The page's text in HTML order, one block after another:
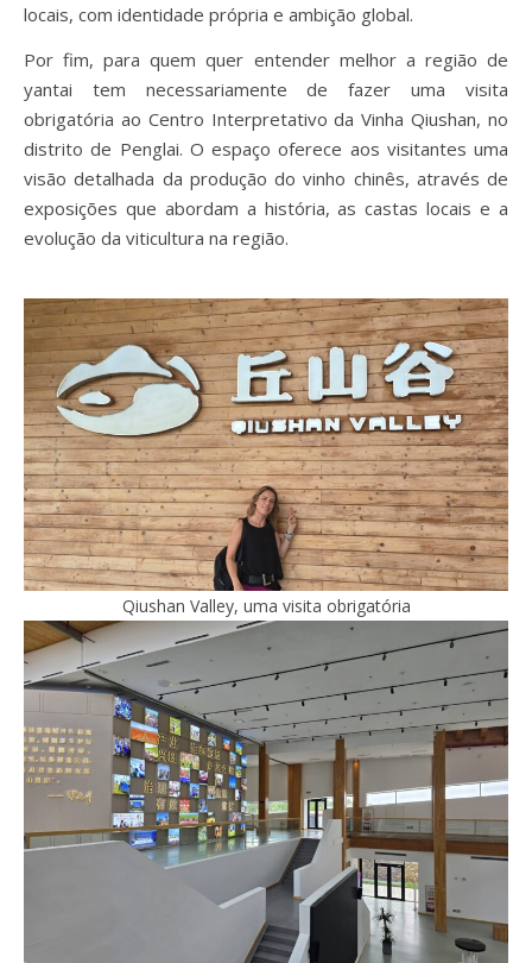
locais, com identidade própria e ambição global.
Por fim, para quem quer entender melhor a região de
yantai tem necessariamente de fazer uma visita
obrigatória ao Centro Interpretativo da Vinha Qiushan, no
distrito de Penglai. O espaço oferece aos visitantes uma
visão detalhada da produção do vinho chinês, através de
exposições que abordam a história, as castas locais e a
evolução da viticultura na região.
Qiushan Valley, uma visita obrigatória